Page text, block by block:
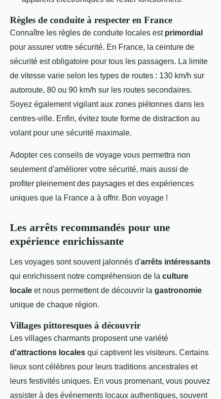
Règles de conduite à respecter en France
Connaître les règles de conduite locales est primordial
pour assurer votre sécurité. En France, la ceinture de
sécurité est obligatoire pour tous les passagers. La limite
de vitesse varie selon les types de routes : 130 km/h sur
autoroute, 80 ou 90 km/h sur les routes secondaires.
Soyez également vigilant aux zones piétonnes dans les
centres-ville. Enfin, évitez toute forme de distraction au
volant pour une sécurité maximale.
Adopter ces conseils de voyage vous permettra non
seulement d'améliorer votre sécurité, mais aussi de
profiter pleinement des paysages et des expériences
uniques que la France a à offrir. Bon voyage !
Les arrêts recommandés pour une
expérience enrichissante
Les voyages sont souvent jalonnés d'arrêts intéressants
qui enrichissent notre compréhension de la culture
locale et nous permettent de découvrir la gastronomie
unique de chaque région.
Villages pittoresques à découvrir
Les villages charmants proposent une variété
d'attractions locales qui captivent les visiteurs. Certains
lieux sont célèbres pour leurs traditions ancestrales et
leurs festivités uniques. En vous promenant, vous pouvez
assister à des événements locaux authentiques, souvent